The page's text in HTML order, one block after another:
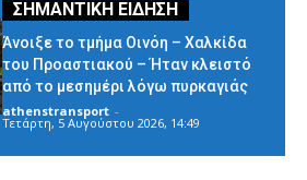
Άνοιξε το τμήμα Οινόη – Χαλκίδα
του Προαστιακού – Ήταν κλειστό
από το μεσημέρι λόγω πυρκαγιάς
athenstransport -
Τετάρτη, 5 Αυγούστου 2026, 14:49